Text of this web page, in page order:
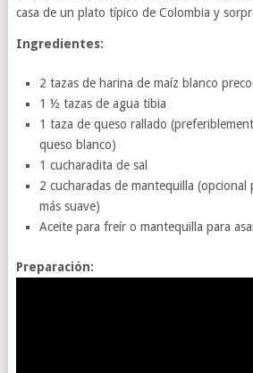
casa de un plato típico de Colombia y
Ingredientes:
2 tazas de harina de maíz blanco
1 ½ tazas de agua tibia
1 taza de queso rallado
queso blanco)
1 cucharadita de sal
2 cucharadas de mantequilla (opcional
más suave)
Aceite para freír o mantequilla para
Preparación: